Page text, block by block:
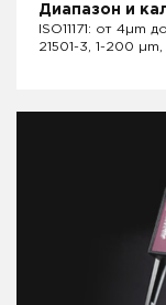
Диапазон и
ISO11171: от 4µm
21501-3, 1-200